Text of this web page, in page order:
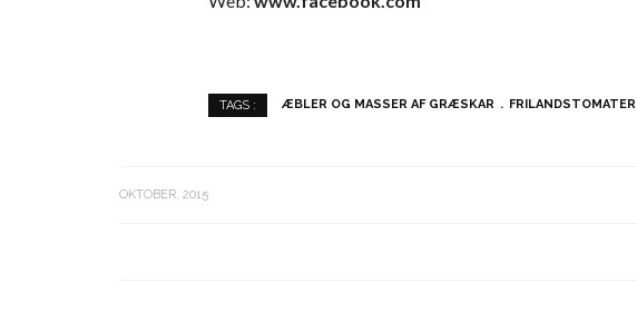
TAGS : ÆBLER OG MASSER AF GRÆSKAR FRILANDSTOMATER
OKTOBER, 2015